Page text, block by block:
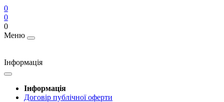
0
0
0
Меню
Інформація
Інформація
Договір публічної оферти